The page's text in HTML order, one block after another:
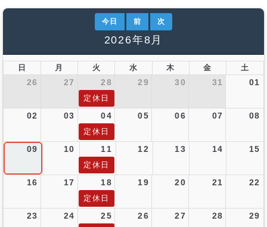
今日 前 次
2026年8月
日 月 火 水 木 金 土
26 27 28 29 30 31 01
定休日
02 03 04 05 06 07 08
定休日
09 10 11 12 13 14 15
定休日
16 17 18 19 20 21 22
定休日
23 24 25 26 27 28 29